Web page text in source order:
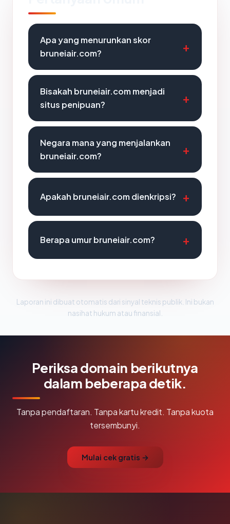
Apa yang menurunkan skor
bruneiair.com?
Bisakah bruneiair.com menjadi
situs penipuan?
Negara mana yang menjalankan
bruneiair.com?
Apakah bruneiair.com dienkripsi?
Berapa umur bruneiair.com?
Laporan ini dibuat otomatis dari sinyal teknis publik. Ini bukan
nasihat hukum atau finansial.
Periksa domain berikutnya
dalam beberapa detik.
Tanpa pendaftaran. Tanpa kartu kredit. Tanpa kuota
tersembunyi.
Mulai cek gratis →